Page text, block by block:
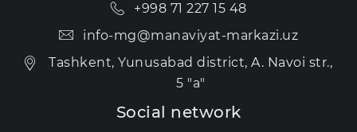
+998 71 227 15 48
info-mg@manaviyat-markazi.uz
Tashkent, Yunusabad district, A. Navoi str.,
5 "a"
Social network